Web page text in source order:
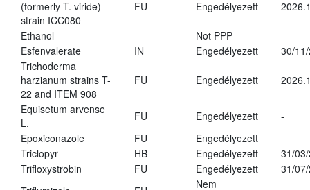
(formerly T. viride)
strain ICC080
FU Engedélyezett
Ethanol - Not PPP
-
Esfenvalerate
IN Engedélyezett
30/
Trichoderma
harzianum strains T-
22 and ITEM 908
FU Engedélyezett
Equisetum arvense
L.
FU Engedélyezett
-
Epoxiconazole
FU
Engedélyezett
Triclopyr
HB Engedélyezett
31/
Trifloxystrobin
FU Engedélyezett
31/
Nem